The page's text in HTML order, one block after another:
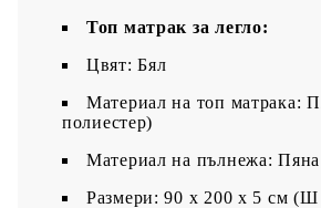
Топ матрак за легло:
Цвят: Бял
Материал на топ матрака:
полиестер)
Материал на пълнежа: Пяна
Размери: 90 x 200 x 5 см